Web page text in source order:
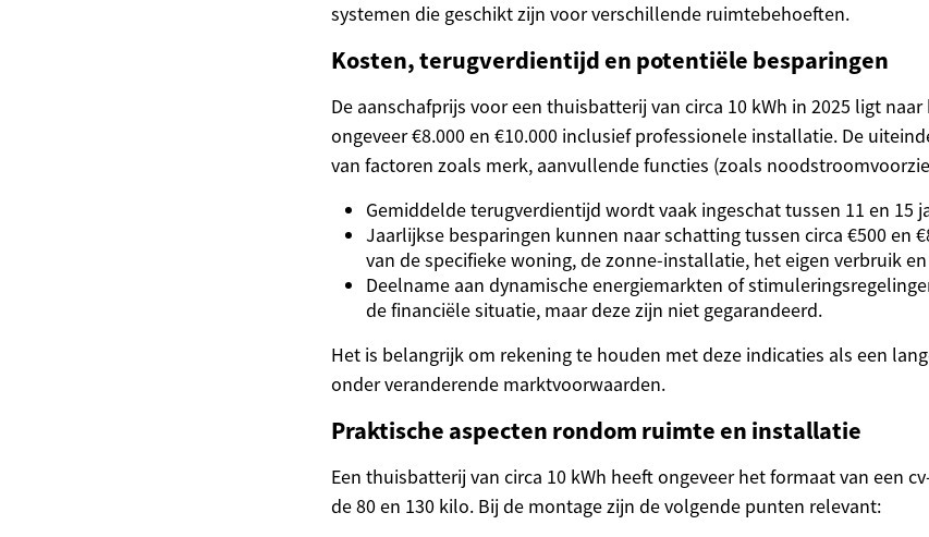
systemen die geschikt zijn voor verschillende ruimtebehoeften.
Kosten, terugverdientijd en potentiële besparingen
De aanschafprijs voor een thuisbatterij van circa 10 kWh in 2025 ligt
ongeveer €8.000 en €10.000 inclusief professionele installatie. De
van factoren zoals merk, aanvullende functies (zoals
Gemiddelde terugverdientijd wordt vaak ingeschat tussen 11 en 15
Jaarlijkse besparingen kunnen naar schatting tussen circa €500 en
van de specifieke woning, de zonne-installatie, het eigen verbruik
Deelname aan dynamische energiemarkten of
de financiële situatie, maar deze zijn niet gegarandeerd.
Het is belangrijk om rekening te houden met deze indicaties als een
onder veranderende marktvoorwaarden.
Praktische aspecten rondom ruimte en installatie
Een thuisbatterij van circa 10 kWh heeft ongeveer het formaat van een
de 80 en 130 kilo. Bij de montage zijn de volgende punten relevant: